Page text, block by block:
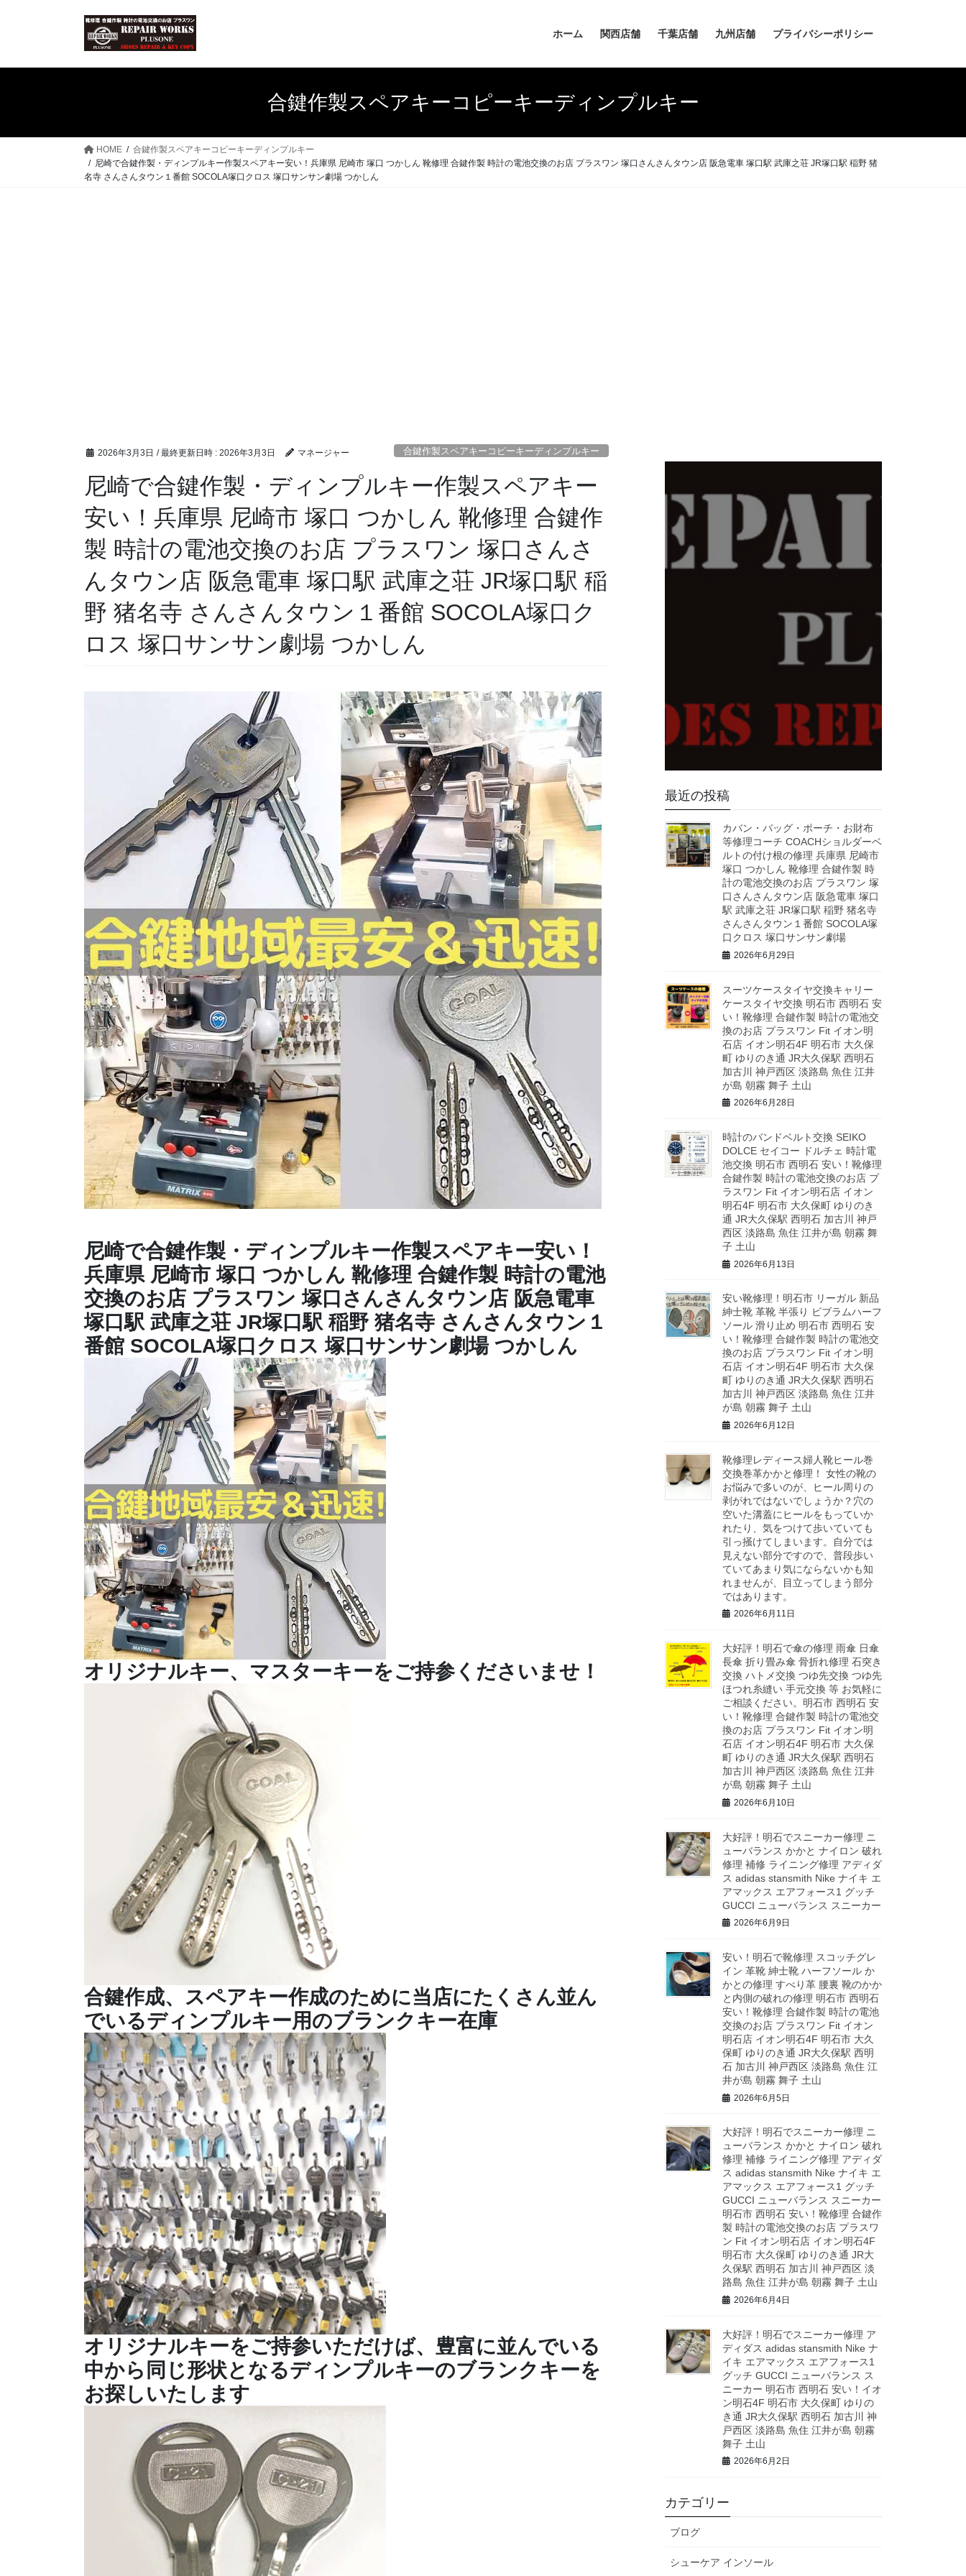
ホーム 関西店舗 千葉店舗 九州店舗 プライバシーポリシー
合鍵作製スペアキーコピーキーディンプルキー
HOME
合鍵作製スペアキーコピーキーディンプルキー
尼崎で合鍵作製・ディンプルキー作製スペアキー安い！兵庫県 尼崎市 塚口 つかしん 靴修理 合鍵作製 時計の電池交換のお店 プラスワン 塚口さんさんタウン店 阪急電車 塚口駅 武庫之荘 JR塚口駅 稲野 猪
名寺 さんさんタウン１番館 SOCOLA塚口クロス 塚口サンサン劇場 つかしん
2026年3月3日 / 最終更新日時 : 2026年3月3日 マネージャー 合鍵作製スペアキーコピーキーディンプルキー
尼崎で合鍵作製・ディンプルキー作製スペアキー
安い！兵庫県 尼崎市 塚口 つかしん 靴修理 合鍵作
製 時計の電池交換のお店 プラスワン 塚口さんさ
んタウン店 阪急電車 塚口駅 武庫之荘 JR塚口駅 稲
野 猪名寺 さんさんタウン１番館 SOCOLA塚口ク
ロス 塚口サンサン劇場 つかしん
尼崎で合鍵作製・ディンプルキー作製スペアキー安い！
兵庫県 尼崎市 塚口 つかしん 靴修理 合鍵作製 時計の電池
交換のお店 プラスワン 塚口さんさんタウン店 阪急電車
塚口駅 武庫之荘 JR塚口駅 稲野 猪名寺 さんさんタウン１
番館 SOCOLA塚口クロス 塚口サンサン劇場 つかしん
オリジナルキー、マスターキーをご持参くださいませ！
合鍵作成、スペアキー作成のために当店にたくさん並ん
でいるディンプルキー用のブランクキー在庫
オリジナルキーをご持参いただけば、豊富に並んでいる
中から同じ形状となるディンプルキーのブランクキーを
お探しいたします
最近の投稿
カバン・バッグ・ポーチ・お財布
等修理コーチ COACHショルダーベ
ルトの付け根の修理 兵庫県 尼崎市
塚口 つかしん 靴修理 合鍵作製 時
計の電池交換のお店 プラスワン 塚
口さんさんタウン店 阪急電車 塚口
駅 武庫之荘 JR塚口駅 稲野 猪名寺
さんさんタウン１番館 SOCOLA塚
口クロス 塚口サンサン劇場
2026年6月29日
スーツケースタイヤ交換キャリー
ケースタイヤ交換 明石市 西明石 安
い！靴修理 合鍵作製 時計の電池交
換のお店 プラスワン Fit イオン明
石店 イオン明石4F 明石市 大久保
町 ゆりのき通 JR大久保駅 西明石
加古川 神戸西区 淡路島 魚住 江井
が島 朝霧 舞子 土山
2026年6月28日
時計のバンドベルト交換 SEIKO
DOLCE セイコー ドルチェ 時計電
池交換 明石市 西明石 安い！靴修理
合鍵作製 時計の電池交換のお店 プ
ラスワン Fit イオン明石店 イオン
明石4F 明石市 大久保町 ゆりのき
通 JR大久保駅 西明石 加古川 神戸
西区 淡路島 魚住 江井が島 朝霧 舞
子 土山
2026年6月13日
安い靴修理！明石市 リーガル 新品
紳士靴 革靴 半張り ビブラムハーフ
ソール 滑り止め 明石市 西明石 安
い！靴修理 合鍵作製 時計の電池交
換のお店 プラスワン Fit イオン明
石店 イオン明石4F 明石市 大久保
町 ゆりのき通 JR大久保駅 西明石
加古川 神戸西区 淡路島 魚住 江井
が島 朝霧 舞子 土山
2026年6月12日
靴修理レディース婦人靴ヒール巻
交換巻革かかと修理！ 女性の靴の
お悩みで多いのが、ヒール周りの
剥がれではないでしょうか？穴の
空いた溝蓋にヒールをもっていか
れたり、気をつけて歩いていても
引っ掻けてしまいます。自分では
見えない部分ですので、普段歩い
ていてあまり気にならないかも知
れませんが、目立ってしまう部分
ではあります。
2026年6月11日
大好評！明石で傘の修理 雨傘 日傘
長傘 折り畳み傘 骨折れ修理 石突き
交換 ハトメ交換 つゆ先交換 つゆ先
ほつれ糸縫い 手元交換 等 お気軽に
ご相談ください。明石市 西明石 安
い！靴修理 合鍵作製 時計の電池交
換のお店 プラスワン Fit イオン明
石店 イオン明石4F 明石市 大久保
町 ゆりのき通 JR大久保駅 西明石
加古川 神戸西区 淡路島 魚住 江井
が島 朝霧 舞子 土山
2026年6月10日
大好評！明石でスニーカー修理 ニ
ューバランス かかと ナイロン 破れ
修理 補修 ライニング修理 アディダ
ス adidas stansmith Nike ナイキ エ
アマックス エアフォース1 グッチ
GUCCI ニューバランス スニーカー
2026年6月9日
安い！明石で靴修理 スコッチグレ
イン 革靴 紳士靴 ハーフソール か
かとの修理 すべり革 腰裏 靴のかか
と内側の破れの修理 明石市 西明石
安い！靴修理 合鍵作製 時計の電池
交換のお店 プラスワン Fit イオン
明石店 イオン明石4F 明石市 大久
保町 ゆりのき通 JR大久保駅 西明
石 加古川 神戸西区 淡路島 魚住 江
井が島 朝霧 舞子 土山
2026年6月5日
大好評！明石でスニーカー修理 ニ
ューバランス かかと ナイロン 破れ
修理 補修 ライニング修理 アディダ
ス adidas stansmith Nike ナイキ エ
アマックス エアフォース1 グッチ
GUCCI ニューバランス スニーカー
明石市 西明石 安い！靴修理 合鍵作
製 時計の電池交換のお店 プラスワ
ン Fit イオン明石店 イオン明石4F
明石市 大久保町 ゆりのき通 JR大
久保駅 西明石 加古川 神戸西区 淡
路島 魚住 江井が島 朝霧 舞子 土山
2026年6月4日
大好評！明石でスニーカー修理 ア
ディダス adidas stansmith Nike ナ
イキ エアマックス エアフォース1
グッチ GUCCI ニューバランス ス
ニーカー 明石市 西明石 安い！イオ
ン明石4F 明石市 大久保町 ゆりの
き通 JR大久保駅 西明石 加古川 神
戸西区 淡路島 魚住 江井が島 朝霧
舞子 土山
2026年6月2日
カテゴリー
ブログ
シューケア インソール